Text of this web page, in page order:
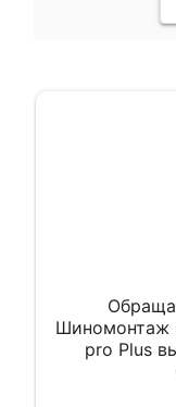
Шиномонтаж
pro Plus